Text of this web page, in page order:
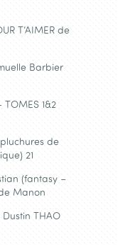
T’AIMER de
Barbier
TOMES 1&2
de
21
(fantasy –
Manon
THAO